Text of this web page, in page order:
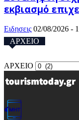
εκβιασμό
Ειδησεις 02/08/2026 -
ΑΡΧΕΙΟ
ΑΡΧΕΙΟ